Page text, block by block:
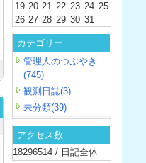
19 20 21 22 23 24 25
26 27 28 29 30 31
カテゴリー
管理人のつぶやき
(745)
観測日誌(3)
未分類(39)
アクセス数
18296514 / 日記全体